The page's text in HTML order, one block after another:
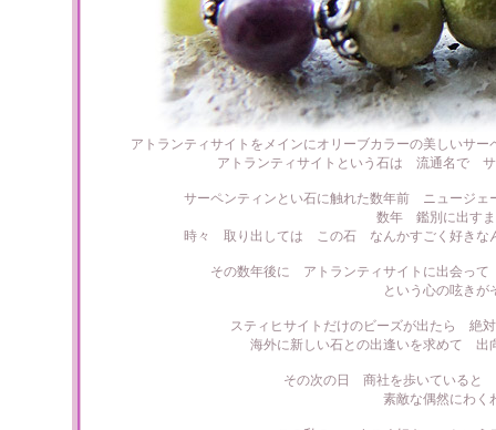
アトランティサイトをメインにオリーブカラーの美しいサ
アトランティサイトという石は 流通名で サ
サーペンティンとい石に触れた数年前 ニュージ
数年 鑑別に出すま
時々 取り出しては この石 なんかすごく好きな
その数年後に アトランティサイトに出会っ
という心の呟きが
スティヒサイトだけのビーズが出たら 絶
海外に新しい石との出逢いを求めて 出
その次の日 商社を歩いていると
素敵な偶然にわく